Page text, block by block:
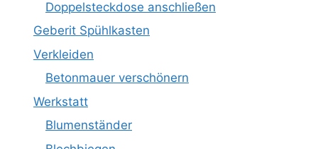
Doppelsteckdose anschließen
Geberit Spühlkasten
Verkleiden
Betonmauer verschönern
Werkstatt
Blumenständer